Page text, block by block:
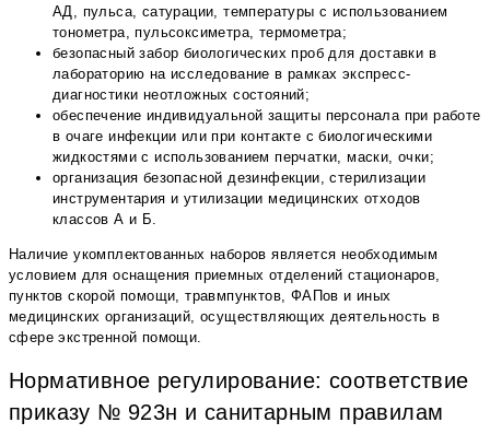
АД, пульса, сатурации, температуры с использованием
тонометра, пульсоксиметра, термометра;
безопасный забор биологических проб для доставки в
лабораторию на исследование в рамках экспресс-
диагностики неотложных состояний;
обеспечение индивидуальной защиты персонала при работе
в очаге инфекции или при контакте с биологическими
жидкостями с использованием перчатки, маски, очки;
организация безопасной дезинфекции, стерилизации
инструментария и утилизации медицинских отходов
классов А и Б.
Наличие укомплектованных наборов является необходимым
условием для оснащения приемных отделений стационаров,
пунктов скорой помощи, травмпунктов, ФАПов и иных
медицинских организаций, осуществляющих деятельность в
сфере экстренной помощи.
Нормативное регулирование: соответствие
приказу № 923н и санитарным правилам